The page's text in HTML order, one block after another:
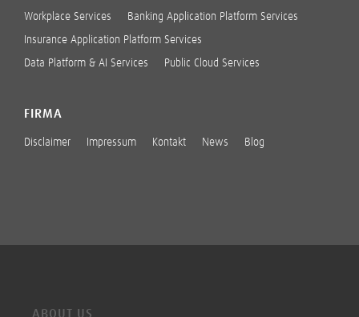
Workplace Services Banking Application Platform Services
Insurance Application Platform Services
Data Platform & AI Services Public Cloud Services
FIRMA
Disclaimer Impressum Kontakt News Blog
ABOUT US